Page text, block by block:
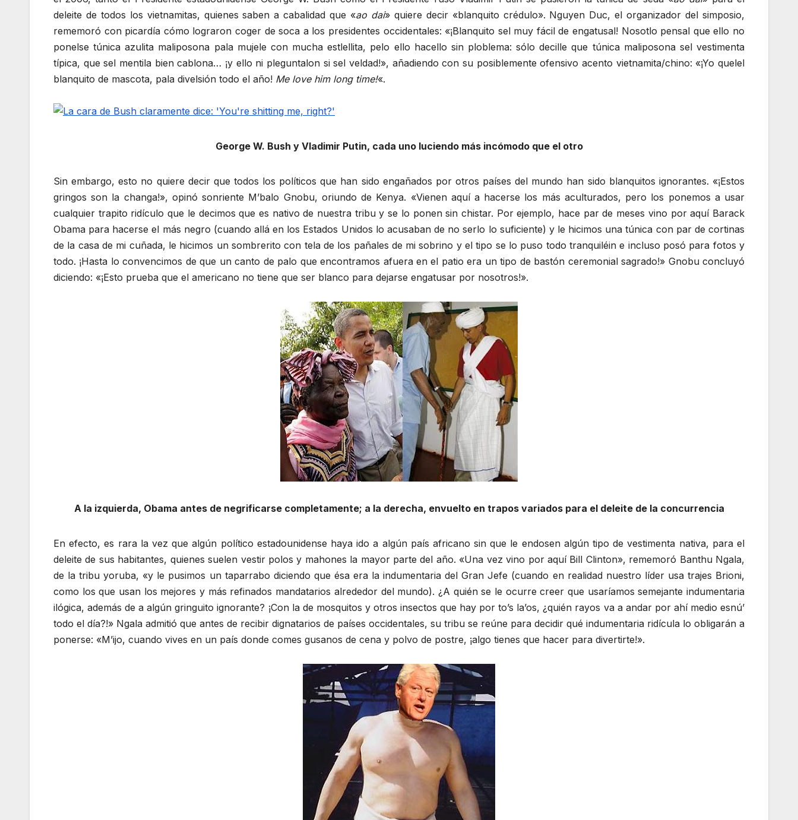
deleite de todos los vietnamitas, quienes saben a cabalidad que «ao dai» quiere decir «blanquito crédulo». Nguyen Duc, el organizador del simposio,
rememoró con picardía cómo lograron coger de soca a los presidentes occidentales: «¡Blanquito sel muy fácil de engatusal! Nosotlo pensal que ello no
ponelse túnica azulita maliposona pala mujele con mucha estlellita, pelo ello hacello sin ploblema: sólo decille que túnica maliposona sel vestimenta
típica, que sel mentila bien cablona… ¡y ello ni pleguntalon si sel veldad!», añadiendo con su posiblemente ofensivo acento vietnamita/chino: «¡Yo quelel
blanquito de mascota, pala divelsión todo el año! Me love him long time!«.
George W. Bush y Vladimir Putin, cada uno luciendo más incómodo que el otro
Sin embargo, esto no quiere decir que todos los políticos que han sido engañados por otros países del mundo han sido blanquitos ignorantes. «¡Estos
gringos son la changa!», opinó sonriente M’balo Gnobu, oriundo de Kenya. «Vienen aquí a hacerse los más aculturados, pero los ponemos a usar
cualquier trapito ridículo que le decimos que es nativo de nuestra tribu y se lo ponen sin chistar. Por ejemplo, hace par de meses vino por aquí Barack
Obama para hacerse el más negro (cuando allá en los Estados Unidos lo acusaban de no serlo lo suficiente) y le hicimos una túnica con par de cortinas
de la casa de mi cuñada, le hicimos un sombrerito con tela de los pañales de mi sobrino y el tipo se lo puso todo tranquiléin e incluso posó para fotos y
todo. ¡Hasta lo convencimos de que un canto de palo que encontramos afuera en el patio era un tipo de bastón ceremonial sagrado!» Gnobu concluyó
diciendo: «¡Esto prueba que el americano no tiene que ser blanco para dejarse engatusar por nosotros!».
A la izquierda, Obama antes de negrificarse completamente; a la derecha, envuelto en trapos variados para el deleite de la concurrencia
En efecto, es rara la vez que algún político estadounidense haya ido a algún país africano sin que le endosen algún tipo de vestimenta nativa, para el
deleite de sus habitantes, quienes suelen vestir polos y mahones la mayor parte del año. «Una vez vino por aquí Bill Clinton», rememoró Banthu Ngala,
de la tribu yoruba, «y le pusimos un taparrabo diciendo que ésa era la indumentaria del Gran Jefe (cuando en realidad nuestro líder usa trajes Brioni,
como los que usan los mejores y más refinados mandatarios alrededor del mundo). ¿A quién se le ocurre creer que usaríamos semejante indumentaria
ilógica, además de a algún gringuito ignorante? ¡Con la de mosquitos y otros insectos que hay por to’s la’os, ¿quién rayos va a andar por ahí medio esnú’
todo el día?!» Ngala admitió que antes de recibir dignatarios de países occidentales, su tribu se reúne para decidir qué indumentaria ridícula lo obligarán a
ponerse: «M’ijo, cuando vives en un país donde comes gusanos de cena y polvo de postre, ¡algo tienes que hacer para divertirte!».